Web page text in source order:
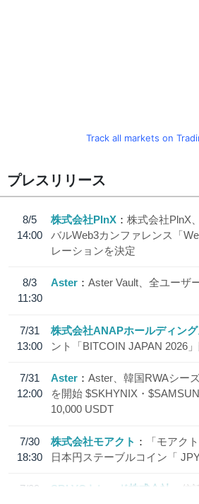
Track all markets on
プレスリリース
8/5
14:00
株式会社PlnX
株式会社PlnX
バルWeb3カンファレンス「
レーションを決定
8/3
11:30
Aster Aster Vault、全ユーザ
7/31
13:00
株式会社ANAPホールディング
ント「BITCOIN JAPAN 2026
7/31
12:00
Aster
Aster、韓国RWAシー
を開始 $SKHYNIX・
10,000 USDT
7/30
18:30
株式会社モアクト
「モアク
日本円ステーブルコイン「
7/29
SBI VCトレード株式会社
信